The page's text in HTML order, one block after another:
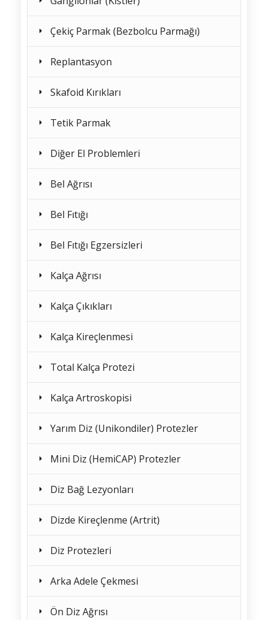
Çekiç Parmak (Bezbolcu Parmağı)
Replantasyon
Skafoid Kırıkları
Tetik Parmak
Diğer El Problemleri
Bel Ağrısı
Bel Fıtığı
Bel Fıtığı Egzersizleri
Kalça Ağrısı
Kalça Çıkıkları
Kalça Kireçlenmesi
Total Kalça Protezi
Kalça Artroskopisi
Yarım Diz (Unikondiler) Protezler
Mini Diz (HemiCAP) Protezler
Diz Bağ Lezyonları
Dizde Kireçlenme (Artrit)
Diz Protezleri
Arka Adele Çekmesi
Ön Diz Ağrısı